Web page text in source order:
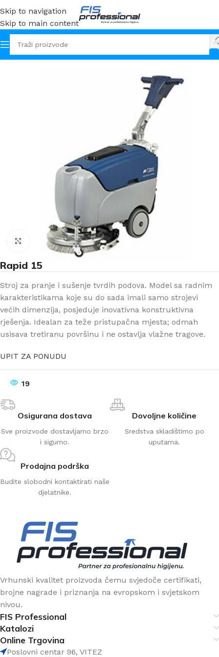
Skip to navigation
Skip to main content
Početna Strojevi Čišćenje i održavanje
Klikni za uvećanje
Rapid 15
Stroj za pranje i sušenje tvrdih podova. Model sa radnim
karakteristikama koje su do sada imali samo strojevi
većih dimenzija, posjeduje inovativna konstruktivna
rješenja. Idealan za teže pristupačna mjesta; odmah
usisava tretiranu površinu i ne ostavlja vlažne tragove.
UPIT ZA PONUDU
19
Osigurana dostava
Sve proizvode dostavljamo brzo
i sigurno.
Dovoljne količine
Sredstva skladištimo po
uputama.
Prodajna podrška
Budite slobodni kontaktirati naše
djelatnike.
Vrhunski kvalitet proizvoda čemu svjedoče certifikati,
brojne nagrade i priznanja na evropskom i svjetskom
nivou.
FIS Professional
Katalozi
Online Trgovina
Poslovni centar 96, VITEZ